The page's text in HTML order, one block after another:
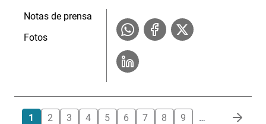
Notas de prensa
Fotos
Paginación
1 2 3 4 5 6 7 8 9 …